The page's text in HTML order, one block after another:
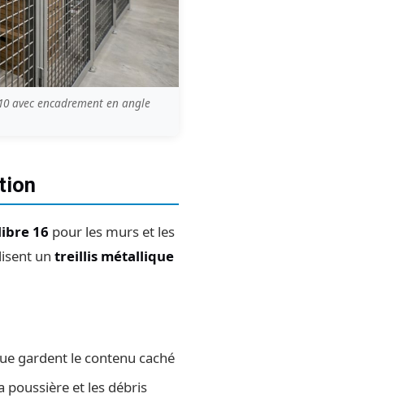
avec encadrement en angle
16 pour les murs et les
un treillis métallique
gardent le contenu caché
poussière et les débris